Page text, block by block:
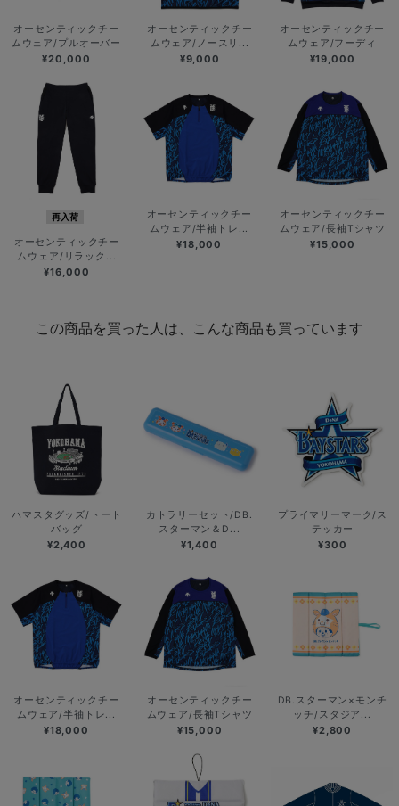
オーセンティックチー
ムウェア/プルオーバー
¥20,000
オーセンティックチー
ムウェア/ノースリ...
¥9,000
オーセンティックチー
ムウェア/フーディ
¥19,000
再入荷
オーセンティックチー
ムウェア/リラック...
¥16,000
オーセンティックチー
ムウェア/半袖トレ...
¥18,000
オーセンティックチー
ムウェア/長袖Tシャツ
¥15,000
この商品を買った人は、こんな商品も買っています
ハマスタグッズ/トート
バッグ
¥2,400
カトラリーセット/DB.
スターマン＆D...
¥1,400
プライマリーマーク/ス
テッカー
¥300
オーセンティックチー
ムウェア/半袖トレ...
¥18,000
オーセンティックチー
ムウェア/長袖Tシャツ
¥15,000
DB.スターマン×モンチ
ッチ/スタジア...
¥2,800